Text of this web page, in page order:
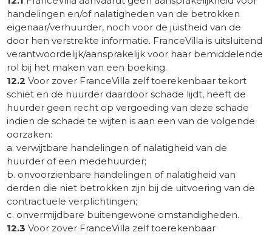
handelingen en/of nalatigheden van de betrokken
eigenaar/verhuurder, noch voor de juistheid van de
door hen verstrekte informatie. FranceVilla is uitsluitend
verantwoordelijk/aansprakelijk voor haar bemiddelende
rol bij het maken van een boeking.
12.2Voor zover FranceVilla zelf toerekenbaar tekort
schiet en de huurder daardoor schade lijdt, heeft de
huurder geen recht op vergoeding van deze schade
indien de schade te wijten is aan een van de volgende
oorzaken:
a. verwijtbare handelingen of nalatigheid van de
huurder of een medehuurder;
b. onvoorzienbare handelingen of nalatigheid van
derden die niet betrokken zijn bij de uitvoering van de
contractuele verplichtingen;
c. onvermijdbare buitengewone omstandigheden.
12.3 Voor zover FranceVilla zelf toerekenbaar